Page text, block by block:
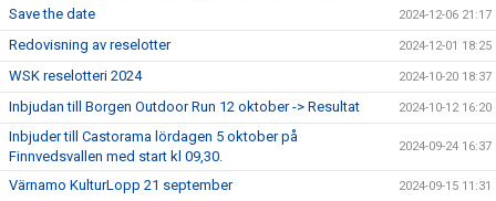
Save the date 2024-12-06 21:17
Redovisning av reselotter 2024-12-01 18:25
WSK reselotteri 2024 2024-10-20 18:37
Inbjudan till Borgen Outdoor Run 12 oktober -> Resultat 2024-10-12 16:20
Inbjuder till Castorama lördagen 5 oktober på
Finnvedsvallen med start kl 09,30.
2024-09-24 16:37
Värnamo KulturLopp 21 september 2024-09-15 11:31